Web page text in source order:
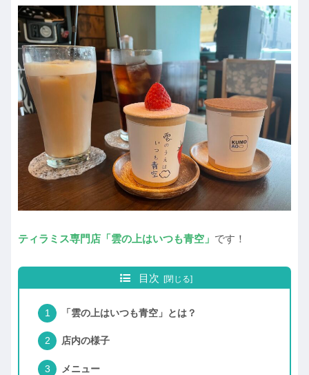
ティラミス専門店「雲の上はいつも青空」 です！
目次
「雲の上はいつも青空」とは？
店内の様子
メニュー